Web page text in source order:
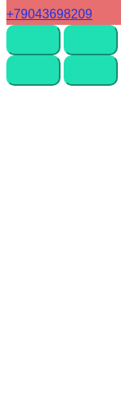
+79043698209